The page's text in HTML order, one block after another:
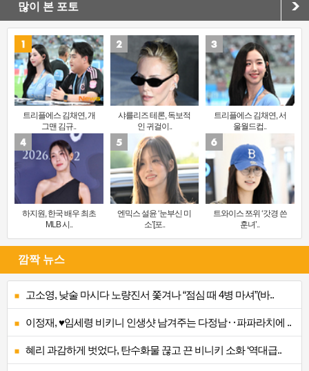
많이 본 포토
트리플에스 김채연, 개
그맨 김규..
샤를리즈 테론, 독보적
인 귀걸이..
트리플에스 김채연, 서
울월드컵..
하지원, 한국 배우 최초
MLB 시..
엔믹스 설윤 ‘눈부신 미
소’[포..
트와이스 쯔위 ‘갓경 쓴
훈녀’..
깜짝 뉴스
고소영, 낮술 마시다 노량진서 쫓겨나 “점심 때 4병 마셔”(바..
이정재, ♥임세령 비키니 인생샷 남겨주는 다정남‥파파라치에 ..
혜리 과감하게 벗었다, 탄수화물 끊고 끈 비니키 소화 ‘역대급..